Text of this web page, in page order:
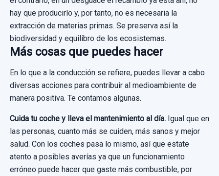
hay que producirlo y, por tanto, no es necesaria la
extracción de materias primas. Se preserva así la
biodiversidad y equilibro de los ecosistemas.
Más cosas que puedes hacer
En lo que a la conducción se refiere, puedes llevar a cabo
diversas acciones para contribuir al medioambiente de
manera positiva. Te contamos algunas.
Cuida tu coche y lleva el mantenimiento al día. Igual que en
las personas, cuanto más se cuiden, más sanos y mejor
salud. Con los coches pasa lo mismo, así que estate
atento a posibles averías ya que un funcionamiento
erróneo puede hacer que gaste más combustible, por